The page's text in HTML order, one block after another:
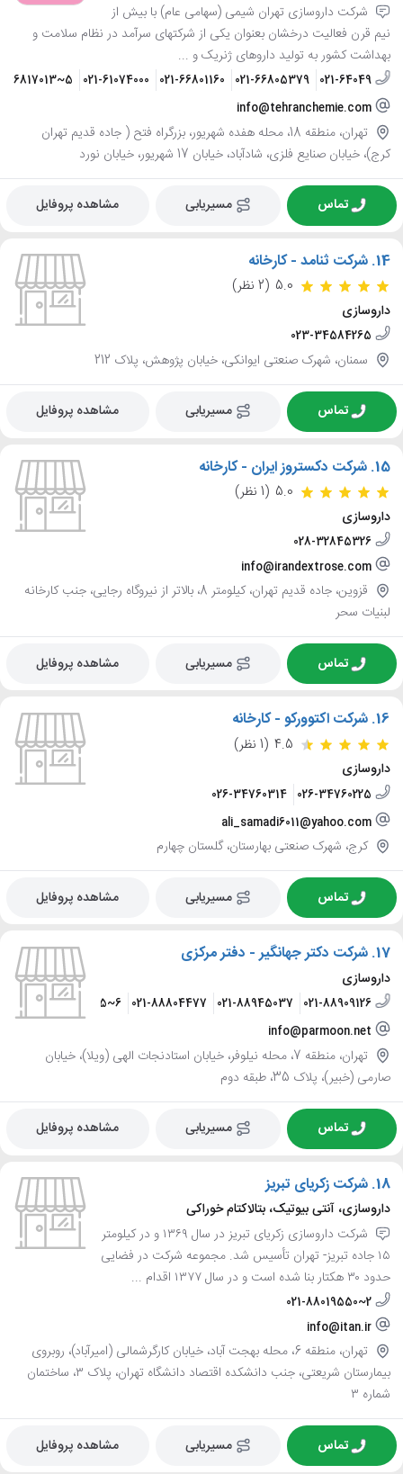
شرکت داروسازی تهران شیمی (سهامی عام) با بیش از
نیم قرن فعالیت درخشان بعنوان یکی از شرکتهای سرآمد در نظام سلامت و
بهداشت کشور به تولید داروهای ژنریک و ...
021-64049
021-66805379
021-66801160
021-61074000
66817013~5
info@tehranchemie.com
تهران، منطقه 18، محله هفده شهریور، بزرگراه فتح ( جاده قدیم تهران
کرج)، خیابان صنایع فلزی، شادآباد، خیابان 17 شهریور، خیابان نورد
تماس مسیریابی مشاهده پروفایل
14. شرکت ثنامد - کارخانه
5.0 (2 نظر)
داروسازی
023-34584265
سمنان، شهرک صنعتی ایوانکی، خیابان پژوهش، پلاک 212
تماس مسیریابی مشاهده پروفایل
15. شرکت دکستروز ایران - کارخانه
5.0 (1 نظر)
داروسازی
028-32845326
info@irandextrose.com
قزوین، جاده قدیم تهران، کیلومتر 8، بالاتر از نیروگاه رجایی، جنب کارخانه
لبنیات سحر
تماس مسیریابی مشاهده پروفایل
16. شرکت اکتوورکو - کارخانه
4.5 (1 نظر)
داروسازی
026-34760225
026-34760314
ali_samadi6011@yahoo.com
کرج، شهرک صنعتی بهارستان، گلستان چهارم
تماس مسیریابی مشاهده پروفایل
17. شرکت دکتر جهانگیر - دفتر مرکزی
داروسازی
021-88909126
021-88945037
021-88804477
021-88948885~6
info@parmoon.net
تهران، منطقه 7، محله نیلوفر، خیابان استادنجات الهی (ویلا)، خیابان
صارمی (خبیر)، پلاک 35، طبقه دوم
تماس مسیریابی مشاهده پروفایل
18. شرکت زکریای تبریز
داروسازی، آنتی بیوتیک، بتالاکتام خوراکی
شرکت داروسازی زکریای تبریز در سال ۱۳۶۹ و در کیلومتر
۱۵ جاده تبریز- تهران تأسیس شد. مجموعه شرکت در فضایی
حدود ۳۰ هکتار بنا شده است و در سال ۱۳۷۷ اقدام ...
021-88019550~2
info@itan.ir
تهران، منطقه 6، محله بهجت آباد، خیابان کارگرشمالی (امیرآباد)، روبروی
بیمارستان شریعتی، جنب دانشکده اقتصاد دانشگاه تهران، پلاک ۳، ساختمان
شماره ۳
تماس مسیریابی مشاهده پروفایل